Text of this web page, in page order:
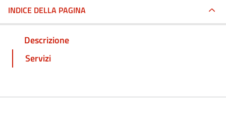
INDICE DELLA PAGINA
Descrizione
Servizi